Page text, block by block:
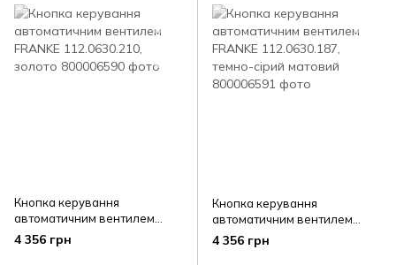
Кнопка керування
автоматичним вентилем
FRANKE 112.0630.210, золото
4 356 грн
Кнопка керування
автоматичним вентилем
FRANKE 112.0630.187, темно-
сірий матовий
4 356 грн